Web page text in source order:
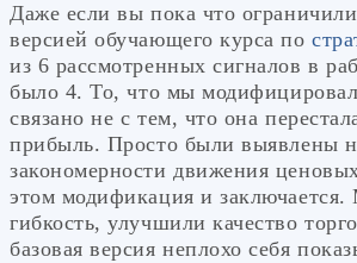
Даже если вы пока что
версией обучающего курса по
из 6 рассмотренных сигналов в
было 4. То, что мы
связано не с тем, что она
прибыль. Просто были выявлены
закономерности движения
этом модификация и
гибкость, улучшили качество
базовая версия неплохо себя